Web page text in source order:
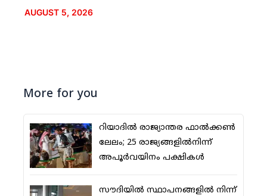
AUGUST 5, 2026
More for you
റിയാദില്‍ രാജ്യാന്തര ഫാല്‍ക്കണ്‍
ലേലം; 25 രാജ്യങ്ങളില്‍നിന്ന്
അപൂര്‍വയിനം പക്ഷികള്‍
സൗദിയില്‍ സ്ഥാപനങ്ങളില്‍ നിന്ന്